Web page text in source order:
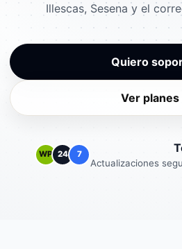
Illescas, Sesena y el
Quiero
Ver planes
WP 24 7
Actualizaciones